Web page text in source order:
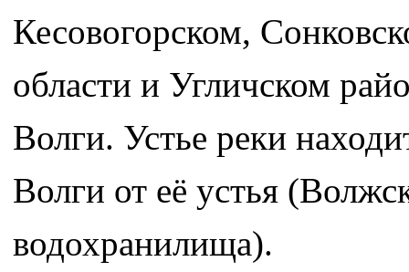
Кесовогорском,
области и Угличском
Волги. Устье реки
Волги от её устья
водохранилища).